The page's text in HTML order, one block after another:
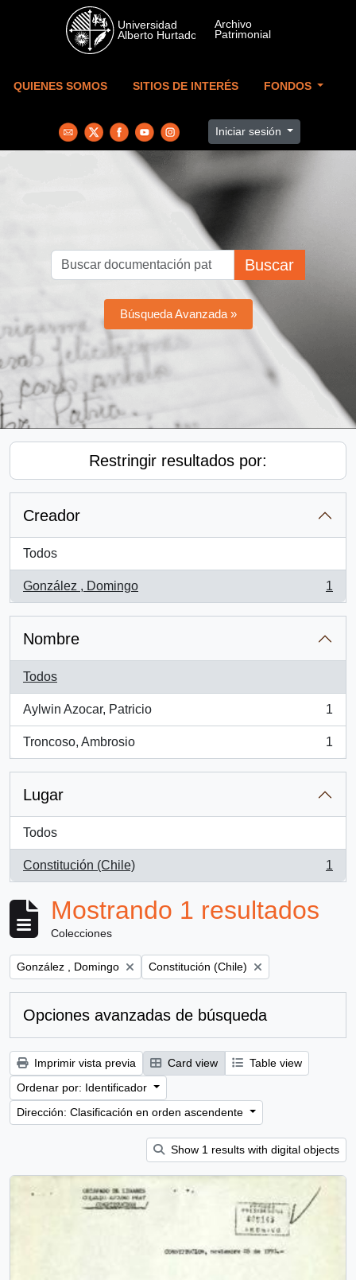
Skip to main content
QUIENES SOMOS SITIOS DE INTERÉS FONDOS
Iniciar sesión
Buscar
Búsqueda Avanzada »
Restringir resultados por:
Creador
Todos
González , Domingo
, 1 resultados
1
Nombre
Todos
Aylwin Azocar, Patricio
, 1 resultados
1
Troncoso, Ambrosio
, 1 resultados
1
Lugar
Todos
Constitución (Chile)
, 1 resultados
1
Mostrando 1 resultados
Colecciones
Remove filter:
González , Domingo Remove filter:
Constitución (Chile)
Opciones avanzadas de búsqueda
Imprimir vista previa Card view
Table view
Ordenar por: Identificador
Dirección: Clasificación en orden ascendente
Show 1 results with digital objects